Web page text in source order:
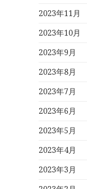
2023年11月
2023年10月
2023年9月
2023年8月
2023年7月
2023年6月
2023年5月
2023年4月
2023年3月